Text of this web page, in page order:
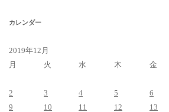
カレンダー
2019年12月
月
火 水 木 金
2
3 4 5 6
9
10 11 12 13